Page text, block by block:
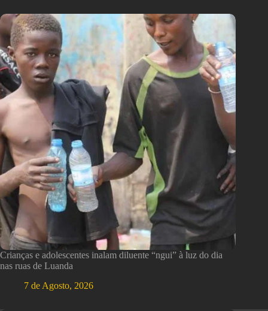
Crianças e adolescentes inalam diluente “ngui” à luz do dia
nas ruas de Luanda
7 de Agosto, 2026